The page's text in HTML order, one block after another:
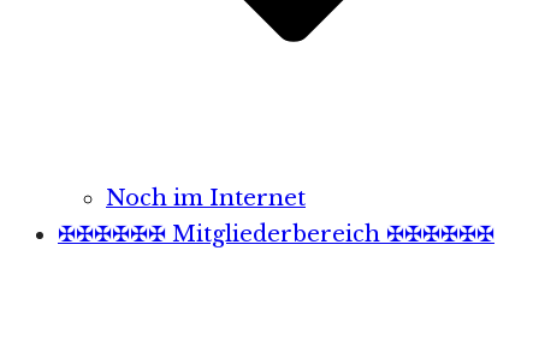
Noch im Internet
✠✠✠✠✠✠ Mitgliederbereich ✠✠✠✠✠✠